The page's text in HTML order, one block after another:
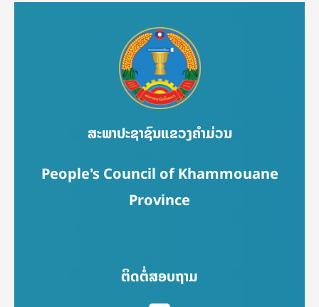
ສະພາປະຊາຊົນແຂວງຄຳມ່ວນ
People's Council of Khammouane
Province
ຕິດຕໍ່ສອບຖາມ